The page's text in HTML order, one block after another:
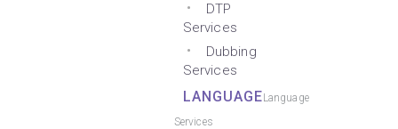
DTP
Services
Dubbing
Services
LANGUAGELanguage
Services